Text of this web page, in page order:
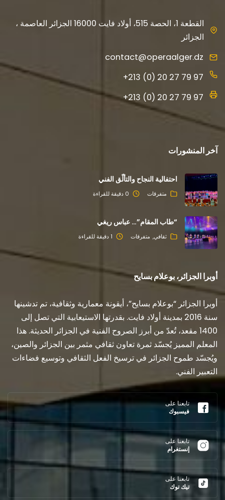
القطعة 1، الحصة 515، أولاد فايت 16000 الجزائر العاصمة ،
الجزائر
contact@operaalger.dz
+213 (0) 20 27 79 97
+213 (0) 20 27 79 97
آخر المنشورات
احتفالية النجاح والتألّق الفني
متفرقات 0 دقيقة للقراءة
“طاب المقام”… عباس ريغي
ثقافي متفرقات 1 دقيقة للقراءة
أوبرا الجزائر، بوعلام بسايح
أوبرا الجزائر “بوعلام بسايح”، أيقونة معمارية وثقافية، تم تدشينها
سنة 2016 بمدينة أولاد فايت. بقدرتها الاستيعابية التي تصل إلى
1400 مقعد، تُعدّ من أبرز الصروح الفنية في الجزائر الحديثة. هذا
المعلم المميز يُجسّد ثمرة تعاون ثقافي مثمر بين الجزائر والصين،
ويُجسّد طموح الجزائر في ترسيخ الفعل الثقافي وتوسيع فضاءات
التعبير الفني.
تابعنا على
فيسبوك
تابعنا على
إنستغرام
تابعنا على
تيك توك